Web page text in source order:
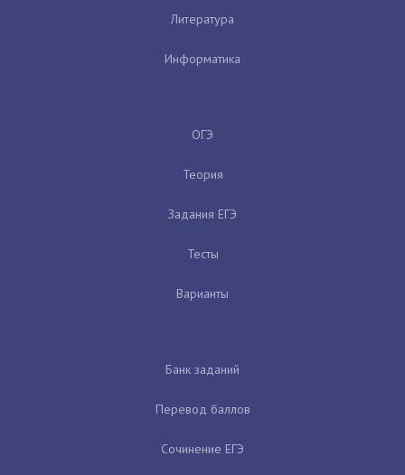
Литература
Информатика
ОГЭ
Теория
Задания ЕГЭ
Тесты
Варианты
Банк заданий
Перевод баллов
Сочинение ЕГЭ